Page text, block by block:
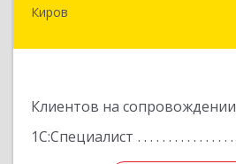
Киров
Клиентов на сопровождении
1С:Специалист